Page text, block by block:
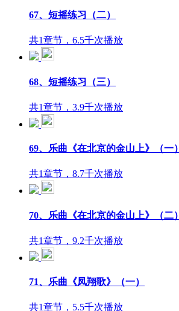
67、短摇练习（二）
共1章节，6.5千次播放
68、短摇练习（三）
共1章节，3.9千次播放
69、乐曲《在北京的金山上》（一）
共1章节，8.7千次播放
70、乐曲《在北京的金山上》（二）
共1章节，9.2千次播放
71、乐曲《凤翔歌》（一）
共1章节，5.5千次播放